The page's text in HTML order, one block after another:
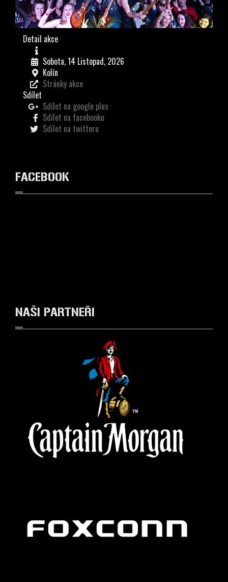
Detail akce
Sobota, 14 Listopad, 2026
Kolín
Stránky akce
Sdílet
Sdílet na google plus
Sdílet na facebooku
Sdílet na twitteru
FACEBOOK
NAŠI PARTNEŘI